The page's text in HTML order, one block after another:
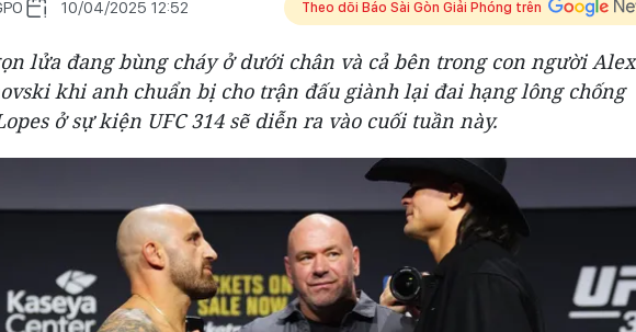
10/04/2025 12:52 Theo dõi Báo Sài Gòn Giải Phóng trên
lửa đang bùng cháy ở dưới chân và cả bên trong con người Alex
khi anh chuẩn bị cho trận đấu giành lại đai hạng lông chống
ở sự kiện UFC 314 sẽ diễn ra vào cuối tuần này.